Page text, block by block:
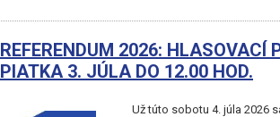
REFERENDUM 2026: HLASOVACÍ
PIATKA 3. JÚLA DO 12.00 HOD.
Už túto sobotu 4. júla 2026